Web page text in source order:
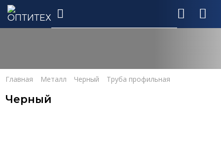
Главная Металл Черный Труба профильная
Черный